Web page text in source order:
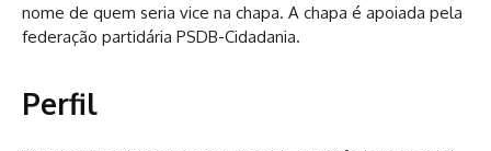
nome de quem seria vice na chapa. A chapa é apoiada pela
federação partidária PSDB-Cidadania.
Perfil